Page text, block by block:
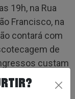
19h, na Rua
Francisco, na
contará com
de
custam
estão
informações